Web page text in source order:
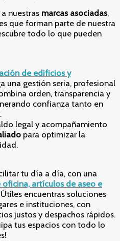
nuestras marcas asociadas,
que forman parte de nuestra
todo lo que pueden
de edificios y
una gestión seria, profesional
orden, transparencia y
confianza tanto en
legal y acompañamiento
para optimizar la
tu día a día, con una
oficina, artículos de aseo e
encuentras soluciones
e instituciones, con
justos y despachos rápidos.
tus espacios con todo lo